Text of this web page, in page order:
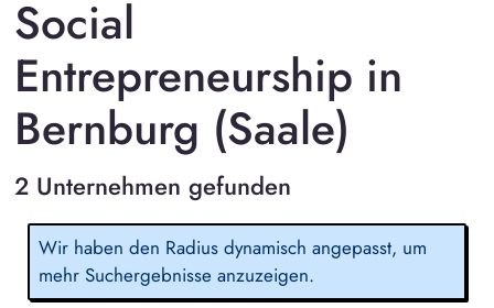
Social
Entrepreneurship in
Bernburg (Saale)
2 Unternehmen gefunden
Wir haben den Radius dynamisch angepasst, um
mehr Suchergebnisse anzuzeigen.